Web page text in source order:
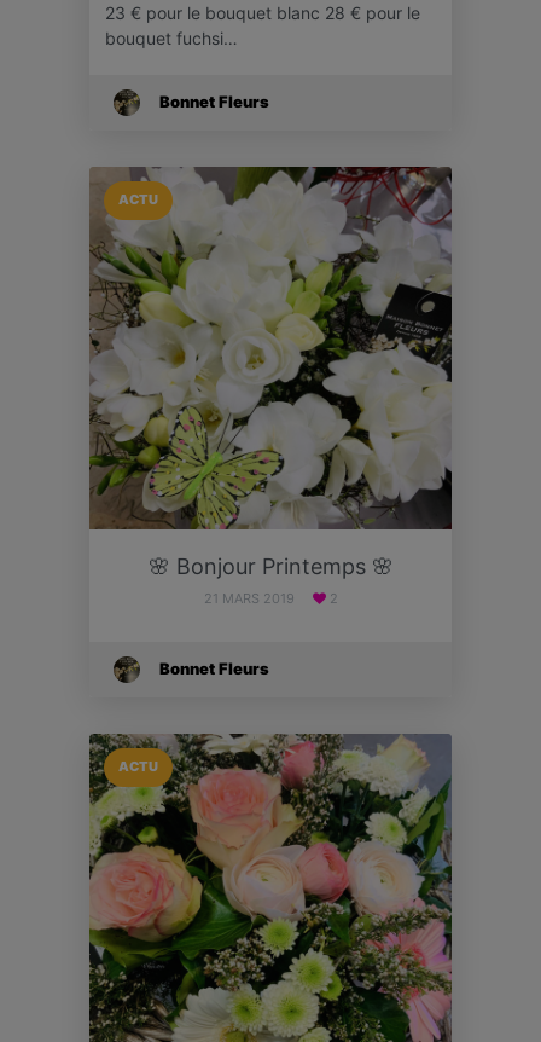
23 € pour le bouquet blanc 28 € pour le
bouquet fuchsi…
Bonnet Fleurs
ACTU
🌸 Bonjour Printemps 🌸
21 MARS 2019 2
Bonnet Fleurs
ACTU